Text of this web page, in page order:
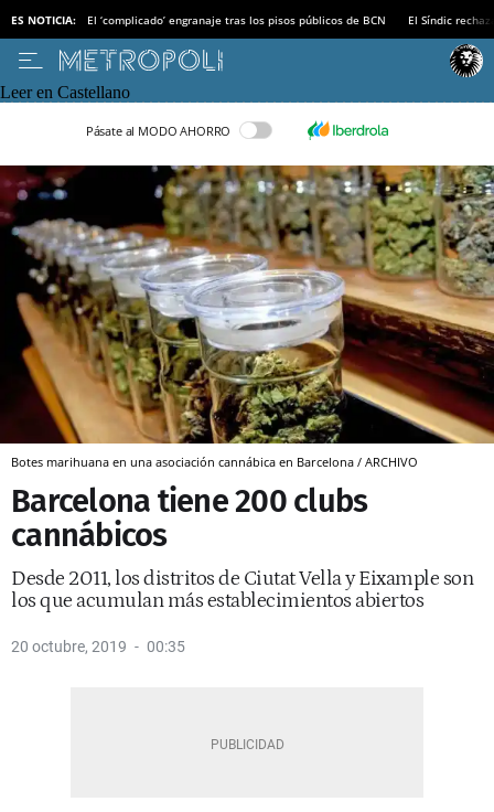
ES NOTICIA: El ‘complicado’ engranaje tras los pisos públicos de BCN El Síndic
Leer en Castellano
Pásate al MODO AHORRO
Botes marihuana en una asociación cannábica en Barcelona / ARCHIVO
Barcelona tiene 200 clubs
cannábicos
Desde 2011, los distritos de Ciutat Vella y Eixample son
los que acumulan más establecimientos abiertos
20 octubre, 2019 00:35